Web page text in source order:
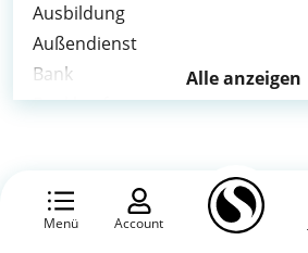
Menü Account
Ausbildung
Außendienst
Bank
Bankkaufmann
Management
Mitarbeiter
Alle anzeigen